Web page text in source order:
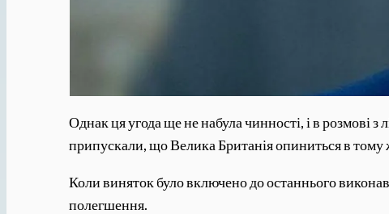
Однак ця угода ще не набула чинності, і в розмові
припускали, що Велика Британія опиниться в тому
Коли виняток було включено до останнього
полегшення.